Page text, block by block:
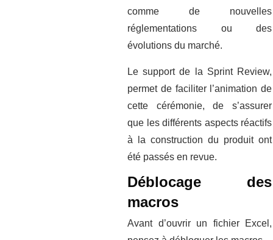
comme de nouvelles
réglementations ou des
évolutions du marché.
Le support de la Sprint Review,
permet de faciliter l’animation de
cette cérémonie, de s’assurer
que les différents aspects réactifs
à la construction du produit ont
été passés en revue.
Déblocage des
macros
Avant d’ouvrir un fichier Excel,